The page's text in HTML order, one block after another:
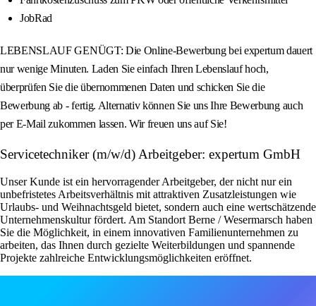
JobRad
LEBENSLAUF GENÜGT: Die Online-Bewerbung bei expertum dauert
nur wenige Minuten. Laden Sie einfach Ihren Lebenslauf hoch,
überprüfen Sie die übernommenen Daten und schicken Sie die
Bewerbung ab - fertig. Alternativ können Sie uns Ihre Bewerbung auch
per E-Mail zukommen lassen. Wir freuen uns auf Sie!
Servicetechniker (m/w/d) Arbeitgeber: expertum GmbH
Unser Kunde ist ein hervorragender Arbeitgeber, der nicht nur ein
unbefristetes Arbeitsverhältnis mit attraktiven Zusatzleistungen wie
Urlaubs- und Weihnachtsgeld bietet, sondern auch eine wertschätzende
Unternehmenskultur fördert. Am Standort Berne / Wesermarsch haben
Sie die Möglichkeit, in einem innovativen Familienunternehmen zu
arbeiten, das Ihnen durch gezielte Weiterbildungen und spannende
Projekte zahlreiche Entwicklungsmöglichkeiten eröffnet.